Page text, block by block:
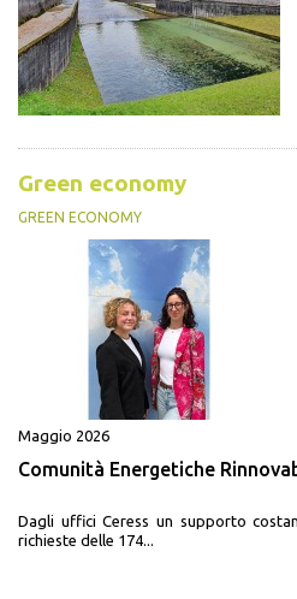
Green economy
GREEN ECONOMY
Maggio 2026
Comunità Energetiche
Dagli uffici Ceress un supporto
richieste delle 174...